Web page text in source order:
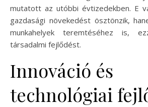
mutatott az utóbbi évtizedekben. E
gazdasági növekedést ösztönzik,
munkahelyek teremtéséhez is,
társadalmi fejlődést.
Innováció és
technológiai